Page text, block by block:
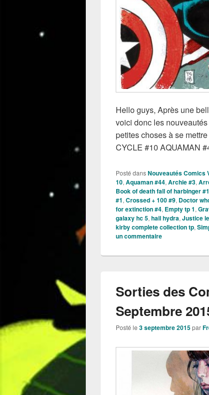
Hello guys, Après une
voici donc les
petites choses à se
CYCLE #10 AQUAMAN
Posté dansNouveautés Comics
10,Aquaman #44,Archie #3,
Book of death fall of harbinger
#1,Crossed + 100 #9, Doctor
for extinction #4, Empty tp 1,
galaxy hc 5,hail hydra,Justice
kirby complete collection tp,
un commentaire
Sorties des
Septembre
Posté le 3 septembre 2015par